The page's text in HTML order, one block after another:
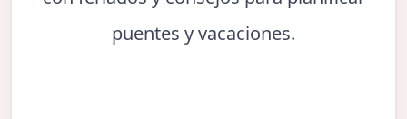
puentes y vacaciones.